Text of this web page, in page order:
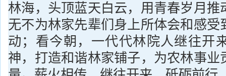
林海，头顶蓝天白云，用青春岁月推
无不为林家先辈们身上所体会和感受
动；看今朝，一代代林院人继往开
神，打造和谐林家铺子，为农林事业